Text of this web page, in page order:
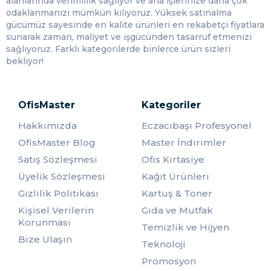
ettiğinde erime olayı gerçekleşir. Bunun dışında ıslak olan
bölgeleri temizlerken erime gerçekleşmez.
Tuvalet Kağıtları Alırken Dikkat
Edilmesi Gereken Noktalar
ürünleri satın alırken dikkat etmeniz gereken bazı
markalara ait ürünler internet ortamında ve marketlerde
yer almaktadır. Bundan dolayı genellikle kullanıcıların
kafası karışmaktadır.
Tuvalet kağıdı alırken dikkat etmeniz gereken en önemli
hususlardan birisi üründeki selüloz miktarı olmalıdır.
Selüloz miktarı satın alacağınız ürünün doku kalitesini
direkt olarak etkilemektedir. Bundan dolayı kesinlikle
doğru miktarda selüloz içeren ürünleri satın almanız
gerekmektedir.
Bunun yanında kullanacağınız alana göre kağıt seçimi
odaklanmanızı mümkün kılıyoruz. Yüksek satınalma
gücümüz sayesinde en kalite ürünleri en rekabetçi fiyatlara
sunarak zaman, maliyet ve işgücünden tasarruf etmenizi
sağlıyoruz. Farklı kategorilerde binlerce ürün sizleri
bekliyor!
OfisMaster
Hakkımızda
OfisMaster Blog
Satış Sözleşmesi
Üyelik Sözleşmesi
Gizlilik Politikası
Kişisel Verilerin
Korunması
Bize Ulaşın
Kategoriler
Eczacıbaşı Profesyonel
Master İndirimler
Ofis Kırtasiye
Kağıt Ürünleri
Kartuş & Toner
Gıda ve Mutfak
Temizlik ve Hijyen
Teknoloji
Promosyon